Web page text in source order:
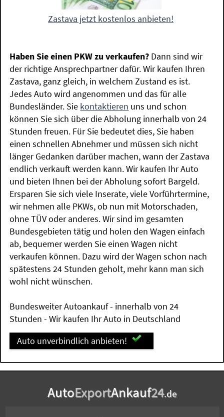
Zastava jetzt kostenlos anbieten!
Haben Sie einen PKW zu verkaufen? Dann sind wir
der richtige Ansprechpartner dafür. Wir kaufen Ihren
Zastava, ganz gleich, in welchem Zustand es ist.
Jedes Auto wird angenommen und das für alle
Bundesländer. Sie kontaktieren uns und schon
können Sie sich über die Abholung innerhalb von 24
Stunden freuen. Für Sie bedeutet dies, Sie haben
einen schnellen Abnehmer und müssen sich nicht
länger Gedanken darüber machen, wann der Zastava
endlich verkauft werden kann. Wir kaufen Ihr Auto
und bieten Ihnen bei der Abholung sofort Bargeld.
Ersparen Sie sich viele Inserate, viele Vorführtermine,
wir nehmen alle PKWs, ob nun mit Motorschaden,
ohne TÜV oder anderes. Wir sind im gesamten
Bundesgebieten tätig und holen den Wagen einfach
ab, bequemer werden Sie einen Wagen nicht
verkaufen können. Dazu wird der Wagen schon nach
spätestens 24 Stunden geholt, mehr kann man sich
wohl nicht wünschen.
Bundesweiter Autoankauf - innerhalb von 24
Stunden - Wir kaufen Ihr Auto in Deutschland
Auto unverbindlich anbieten!
AutoExportAnkauf24.de